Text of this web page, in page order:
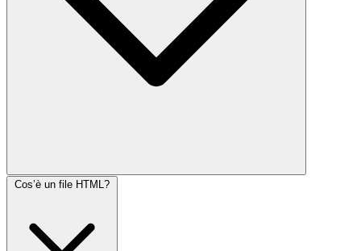
Cos’è un file HTML?